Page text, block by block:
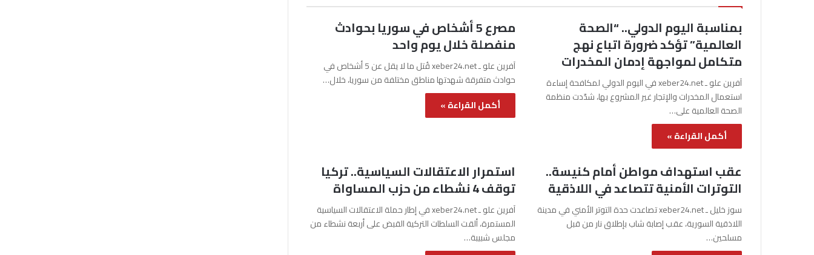
بمناسبة اليوم الدولي.. “الصحة
العالمية” تؤكد ضرورة اتباع نهج
متكامل لمواجهة إدمان المخدرات
آفرين علو ـ xeber24.net في اليوم الدولي لمكافحة إساءة
استعمال المخدرات والإتجار غير المشروع بها، شدّدت منظمة
الصحة العالمية على…
أكمل القراءة »
مصرع 5 أشخاص في سوريا بحوادث
منفصلة خلال يوم واحد
آفرين علو ـ xeber24.net قُتل ما لا يقل عن 5 أشخاص في
حوادث متفرقة شهدتها مناطق مختلفة من سوريا، خلال…
أكمل القراءة »
عقب استهداف مواطن أمام كنيسة..
التوترات الأمنية تتصاعد في اللاذقية
سوز خليل ـ xeber24.net تصاعدت حدة التوتر الأمني في مدينة
اللاذقية السورية، عقب إصابة شاب بإطلاق نار من قبل
مسلحين…
استمرار الاعتقالات السياسية.. تركيا
توقف 4 نشطاء من حزب المساواة
آفرين علو ـ xeber24.net في إطار حملة الاعتقالات السياسية
المستمرة، ألقت السلطات التركية القبض على أربعة نشطاء من
مجلس شبيبة…